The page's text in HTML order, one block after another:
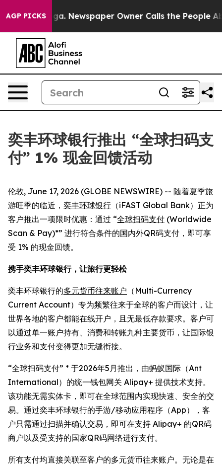
AGP PICKSNewspaper Owner Calls the People
奕丰环球银行推出 “全球扫码支
付” 1% 现金回馈活动
伦敦, June 17, 2026 (GLOBE NEWSWIRE) -- 随着夏季旅
游旺季的临近， 奕丰环球银行 （iFAST Global Bank）正为
客户推出一项限时优惠：通过 “全球扫码支付 (Worldwide
Scan & Pay)*” 进行符合条件的国内外QR码支付，即可享
受 1% 的现金回馈。
携手奕丰环球银行，让旅行更轻松
奕丰环球银行的多元货币往来账户 （Multi-Currency
Current Account）专为频繁往来于全球的客户而设计，让
世界各地的客户都能在线开户，且无最低存款要求。客户可
以通过单一账户持有、消费和转账九种主要货币，让国际银
行业务和支付变得更加无缝衔接。
“全球扫码支付” * 于2026年5月推出，由蚂蚁国际（Ant
International）的统一钱包网关 Alipay+ 提供技术支持。
该功能无需实体卡，即可在全球范围内实现快速、安全的交
易。通过奕丰环球银行的手游/移动应用程序（App），客
户只需通过扫描并确认交易，即可在支持 Alipay+ 的QR码
商户以及受支持的国家QR码网络进行支付。
所有支付均直接关联至客户的多元货币往来账户。无论是在